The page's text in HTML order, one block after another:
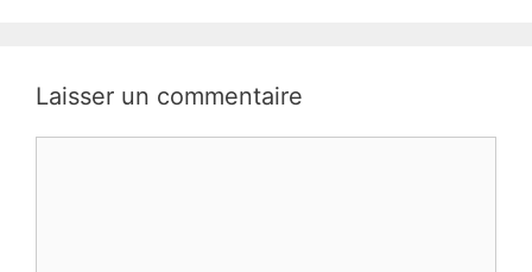
Laisser un commentaire